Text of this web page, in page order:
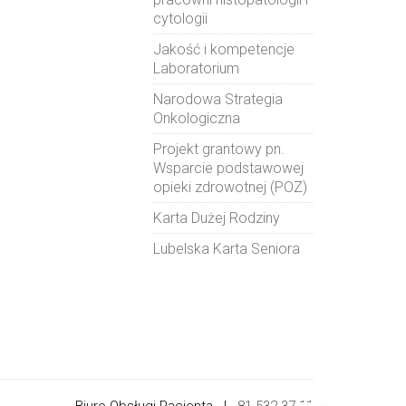
cytologii
Jakość i kompetencje
Laboratorium
Narodowa Strategia
Onkologiczna
Projekt grantowy pn.
Wsparcie podstawowej
opieki zdrowotnej (POZ)
Karta Dużej Rodziny
Lubelska Karta Seniora